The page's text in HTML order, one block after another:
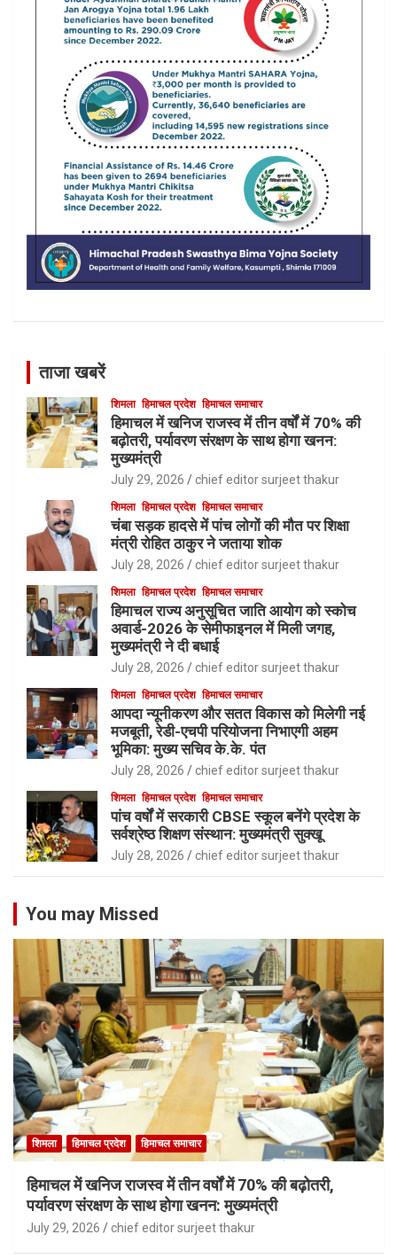
ताजा खबरें
शिमला हिमाचल प्रदेश हिमाचल समाचार
हिमाचल में खनिज राजस्व में तीन वर्षों में 70% की
बढ़ोतरी, पर्यावरण संरक्षण के साथ होगा खनन:
मुख्यमंत्री
July 29, 2026 chief editor surjeet thakur
शिमला हिमाचल प्रदेश हिमाचल समाचार
चंबा सड़क हादसे में पांच लोगों की मौत पर शिक्षा
मंत्री रोहित ठाकुर ने जताया शोक
July 28, 2026 chief editor surjeet thakur
शिमला हिमाचल प्रदेश हिमाचल समाचार
हिमाचल राज्य अनुसूचित जाति आयोग को स्कोच
अवार्ड-2026 के सेमीफाइनल में मिली जगह,
मुख्यमंत्री ने दी बधाई
July 28, 2026 chief editor surjeet thakur
शिमला हिमाचल प्रदेश हिमाचल समाचार
आपदा न्यूनीकरण और सतत विकास को मिलेगी नई
मजबूती, रेडी-एचपी परियोजना निभाएगी अहम
भूमिका: मुख्य सचिव के.के. पंत
July 28, 2026 chief editor surjeet thakur
शिमला हिमाचल प्रदेश हिमाचल समाचार
पांच वर्षों में सरकारी CBSE स्कूल बनेंगे प्रदेश के
सर्वश्रेष्ठ शिक्षण संस्थान: मुख्यमंत्री सुक्खू
July 28, 2026 chief editor surjeet thakur
You may Missed
शिमला हिमाचल प्रदेश हिमाचल समाचार
हिमाचल में खनिज राजस्व में तीन वर्षों में 70% की बढ़ोतरी,
पर्यावरण संरक्षण के साथ होगा खनन: मुख्यमंत्री
July 29, 2026 chief editor surjeet thakur